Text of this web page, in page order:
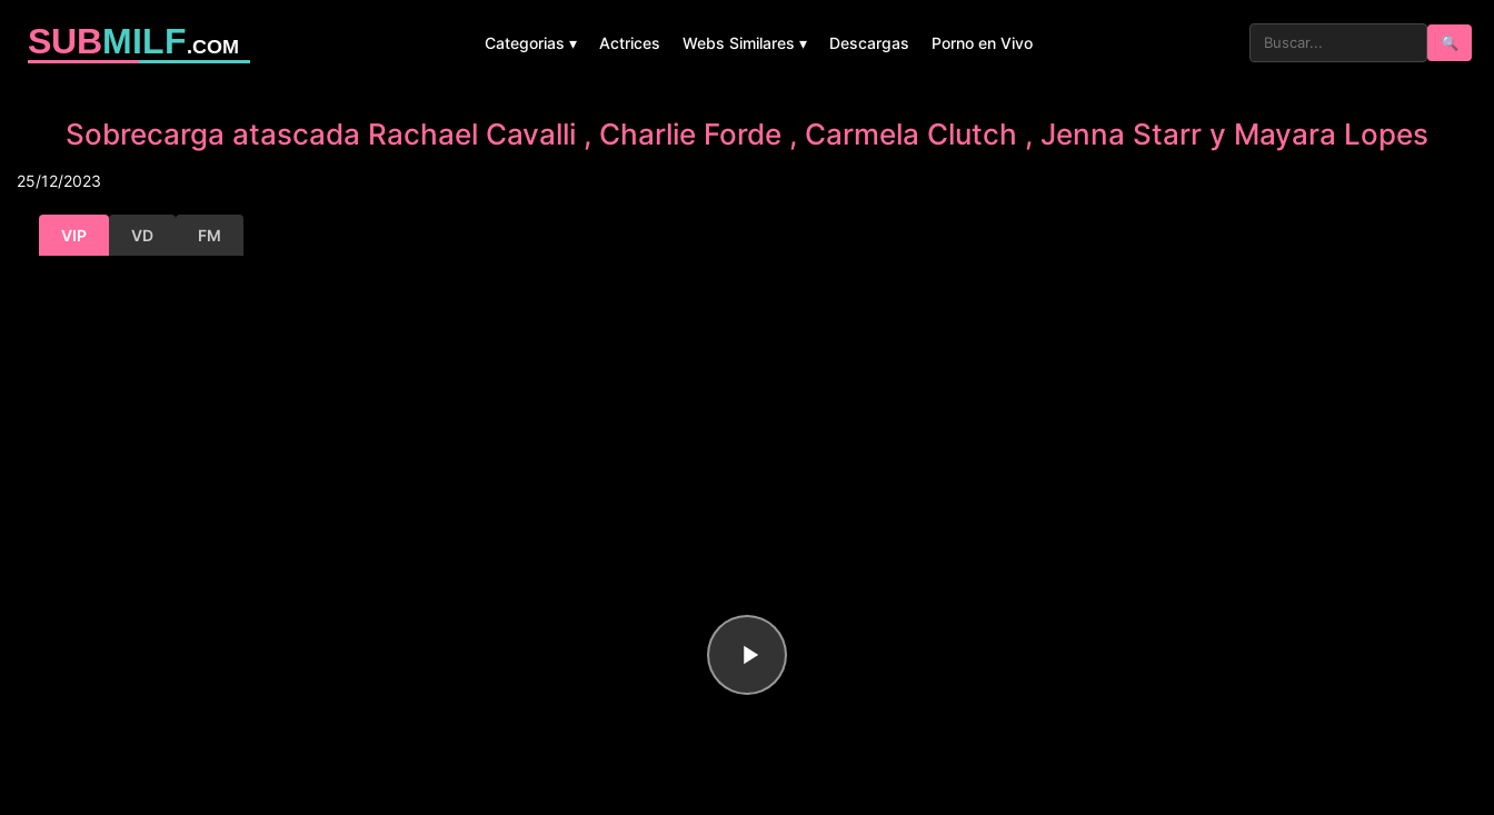
SUBMILF.COM Categorias ▾ Actrices Webs Similares ▾ Descargas Porno en Vivo 🔍
Sobrecarga atascada Rachael Cavalli , Charlie Forde , Carmela Clutch , Jenna Starr y Mayara Lopes
25/12/2023
VIP VD FM